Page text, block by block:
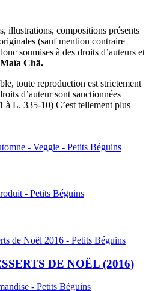
illustrations, compositions présents
(sauf mention contraire
soumises à des droits d’auteurs et
Maïa Chä.
toute reproduction est strictement
d’auteur sont sanctionnées
à L. 335-10) C’est tellement plus
DE NOËL (2016)